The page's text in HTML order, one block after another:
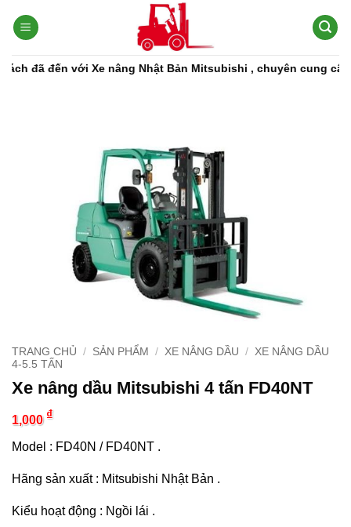
qua
dung
đã đến với Xe nâng Nhật Bản Mitsubishi , chuyên cung cấp
TRANG CHỦ / SẢN PHẨM / XE NÂNG DẦU / XE NÂNG DẦU
4-5.5 TẤN
Xe nâng dầu Mitsubishi 4 tấn FD40NT
1,000 ₫
Model : FD40N / FD40NT .
Hãng sản xuất : Mitsubishi Nhật Bản .
Kiểu hoạt động : Ngồi lái .